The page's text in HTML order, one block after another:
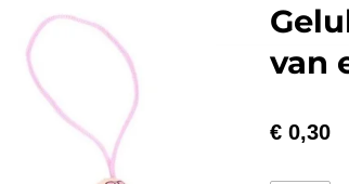
van
€ 0,30